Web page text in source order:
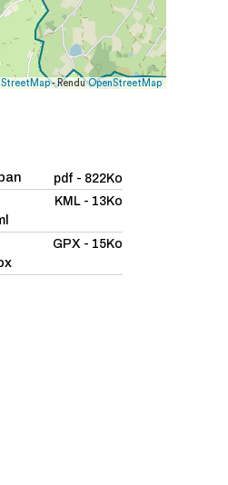
- RenduOpenStreetMap
pdf - 822Ko
KML - 13Ko
GPX - 15Ko